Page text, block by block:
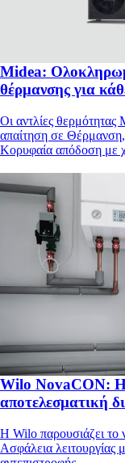
Midea:
θέρμανσης για
Οι αντλίες
απαίτηση σε
Κορυφαία απόδοση με
Wilo NovaCON: Η
αποτελεσματική
Η Wilo παρουσιάζει το
Ασφάλεια λειτουργίας